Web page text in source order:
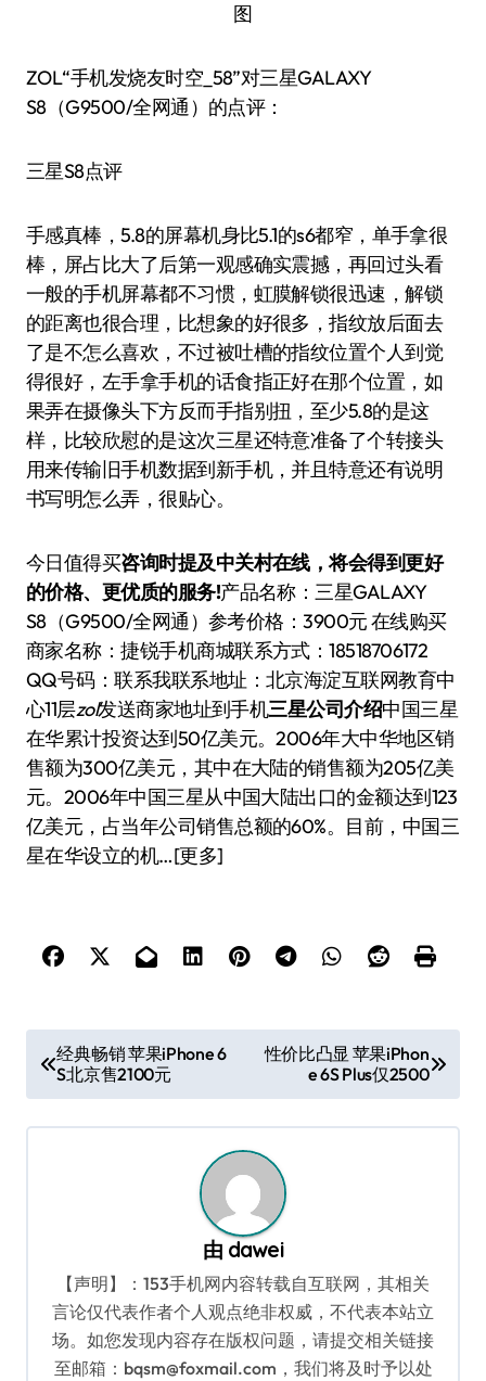
图
ZOL“手机发烧友时空_58”对三星GALAXY
S8（G9500/全网通）的点评：
三星S8点评
手感真棒，5.8的屏幕机身比5.1的s6都窄，单手拿很
棒，屏占比大了后第一观感确实震撼，再回过头看
一般的手机屏幕都不习惯，虹膜解锁很迅速，解锁
的距离也很合理，比想象的好很多，指纹放后面去
了是不怎么喜欢，不过被吐槽的指纹位置个人到觉
得很好，左手拿手机的话食指正好在那个位置，如
果弄在摄像头下方反而手指别扭，至少5.8的是这
样，比较欣慰的是这次三星还特意准备了个转接头
用来传输旧手机数据到新手机，并且特意还有说明
书写明怎么弄，很贴心。
今日值得买咨询时提及中关村在线，将会得到更好
的价格、更优质的服务!产品名称：三星GALAXY
S8（G9500/全网通）参考价格：3900元 在线购买
商家名称：捷锐手机商城联系方式：18518706172
QQ号码：联系我联系地址：北京海淀互联网教育中
心11层zol发送商家地址到手机三星公司介绍中国三星
在华累计投资达到50亿美元。2006年大中华地区销
售额为300亿美元，其中在大陆的销售额为205亿美
元。2006年中国三星从中国大陆出口的金额达到123
亿美元，占当年公司销售总额的60%。目前，中国三
星在华设立的机…[更多]
章
导
经典畅销 苹果iPhone 6
S北京售2100元
性价比凸显 苹果iPhon
e 6S Plus仅2500
由 dawei
【声明】：153手机网内容转载自互联网，其相关
言论仅代表作者个人观点绝非权威，不代表本站立
场。如您发现内容存在版权问题，请提交相关链接
至邮箱：bqsm@foxmail.com，我们将及时予以处